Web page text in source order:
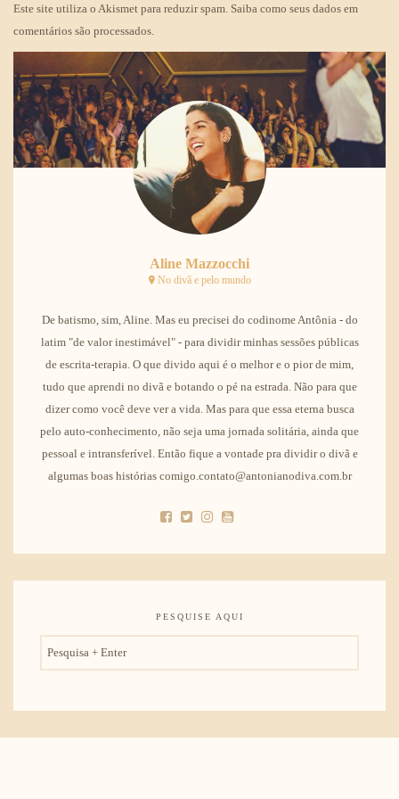
Este site utiliza o Akismet para reduzir spam. Saiba como seus dados em
comentários são processados
Aline Mazzocchi
No divã e pelo mundo
De batismo, sim, Aline. Mas eu precisei do codinome Antônia - do
latim "de valor inestimável" - para dividir minhas sessões públicas
de escrita-terapia. O que divido aqui é o melhor e o pior de mim,
tudo que aprendi no divã e botando o pé na estrada. Não para que
dizer como você deve ver a vida. Mas para que essa eterna busca
pelo auto-conhecimento, não seja uma jornada solitária, ainda que
pessoal e intransferível. Então fique a vontade pra dividir o divã e
algumas boas histórias comigo.contato@antonianodiva.com.br
PESQUISE AQUI